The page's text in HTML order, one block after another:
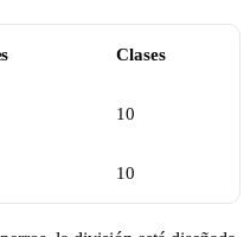
Clases
10
10